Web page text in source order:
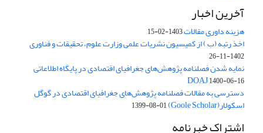
آخرین اخبار
هزینه داوری مقالات1403-02-15
اخذ رتبه (ب ) از کمیسیون نشریات علمی وزارت علوم، تحقیقات و فناوری
1402-11-26
نمایه شدن فصلنامه پژوهش‌های جغرافیای اقتصادی در پایگاه اطلاعاتی
DOAJ1400-06-16
دسترسی به مقالات فصلنامه پژوهش‌های جغرافیای اقتصادی در گوگل
اسکولار(Goole Scholar) 1399-08-01
اشتراک خبرنامه